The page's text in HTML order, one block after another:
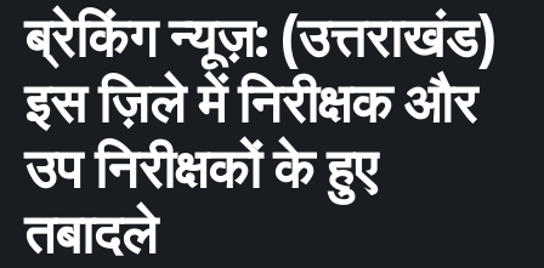
ब्रेकिंग न्यूज़: (उत्तराखंड)
इस ज़िले में निरीक्षक और
उप निरीक्षकों के हुए
तबादले